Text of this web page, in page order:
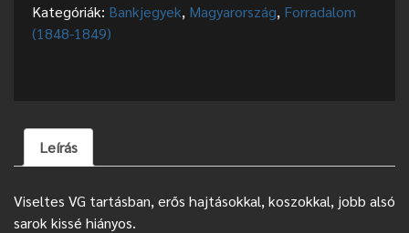
Kategóriák: Bankjegyek, Magyarország, Forradalom
(1848-1849)
Leírás
Viseltes VG tartásban, erős hajtásokkal, koszokkal, jobb alsó
sarok kissé hiányos.